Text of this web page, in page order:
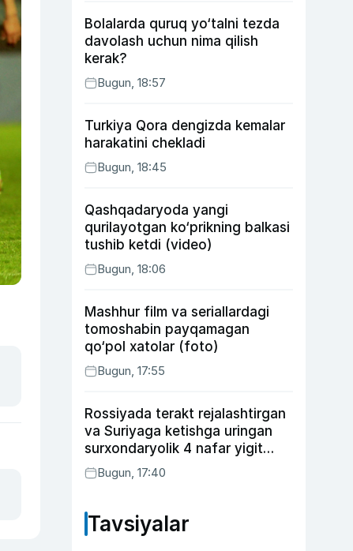
Bolalarda quruq yo‘talni tezda
davolash uchun nima qilish
kerak?
Bugun, 18:57
Turkiya Qora dengizda kemalar
harakatini chekladi
Bugun, 18:45
Qashqadaryoda yangi
qurilayotgan ko‘prikning balkasi
tushib ketdi (video)
Bugun, 18:06
Mashhur film va seriallardagi
tomoshabin payqamagan
qo‘pol xatolar (foto)
Bugun, 17:55
Rossiyada terakt rejalashtirgan
va Suriyaga ketishga uringan
surxondaryolik 4 nafar yigit
qamaldi
Bugun, 17:40
Tavsiyalar